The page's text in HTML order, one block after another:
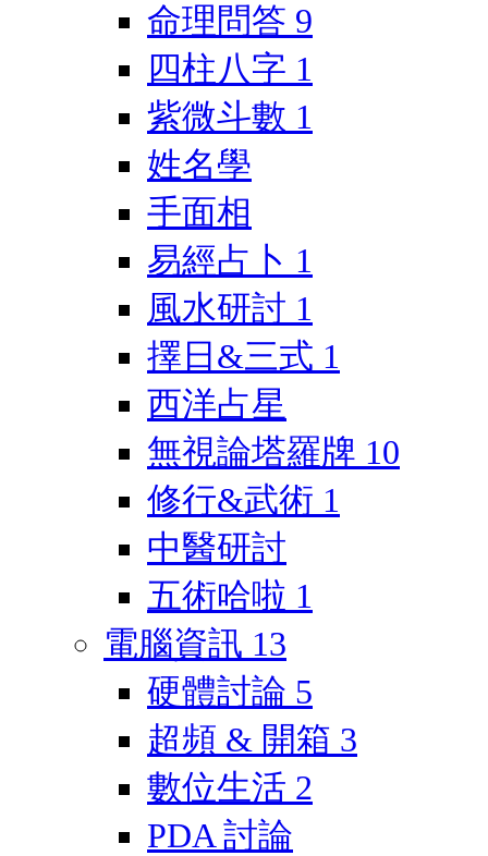
命理問答 9
四柱八字 1
紫微斗數 1
姓名學
手面相
易經占卜 1
風水研討 1
擇日&三式 1
西洋占星
無視論塔羅牌 10
修行&武術 1
中醫研討
五術哈啦 1
電腦資訊 13
硬體討論 5
超頻 & 開箱 3
數位生活 2
PDA 討論